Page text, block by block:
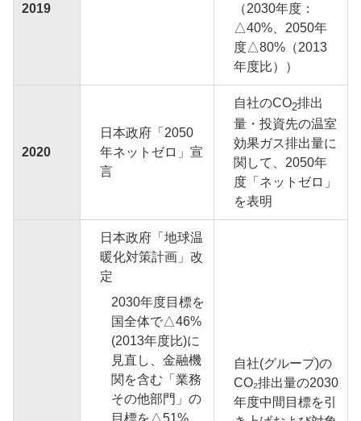
2019
（2030年度：
△40%、2050年
度△80%（2013
年度比））
2020
日本政府「2050
年ネットゼロ」宣
言
自社のCO2排出
量・投資先の温室
効果ガス排出量に
関して、2050年
度「ネットゼロ」
を表明
日本政府「地球温
暖化対策計画」改
定
2030年度目標を
国全体で△46%
(2013年度比)に
見直し、金融機
関を含む「業務
その他部門」の
目標を△51%
自社(グループ)の
CO₂排出量の2030
年度中間目標を引